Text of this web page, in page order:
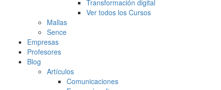
Transformación digital
Ver todos los Cursos
Mallas
Sence
Empresas
Profesores
Blog
Artículos
Comunicaciones